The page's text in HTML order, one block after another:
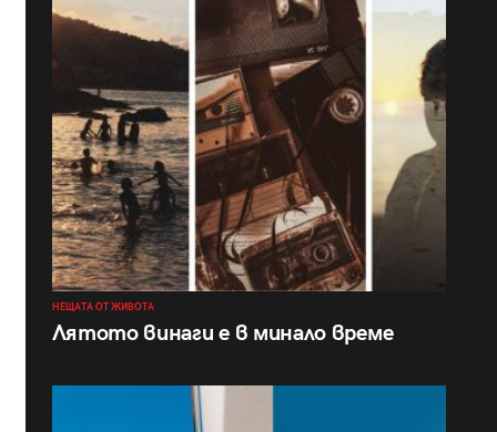
НЕЩАТА ОТ ЖИВОТА
Лятото винаги е в минало време